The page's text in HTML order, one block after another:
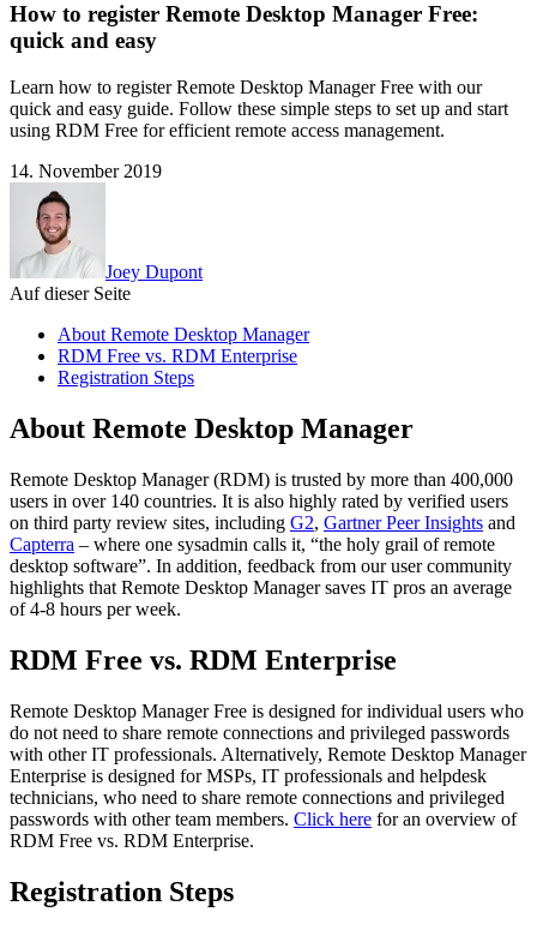
How to register Remote Desktop Manager Free:
quick and easy
Learn how to register Remote Desktop Manager Free with our
quick and easy guide. Follow these simple steps to set up and start
using RDM Free for efficient remote access management.
14. November 2019
Joey Dupont
Auf dieser Seite
About Remote Desktop Manager
RDM Free vs. RDM Enterprise
Registration Steps
About Remote Desktop Manager
Remote Desktop Manager (RDM) is trusted by more than 400,000
users in over 140 countries. It is also highly rated by verified users
on third party review sites, including G2, Gartner Peer Insights and
Capterra – where one sysadmin calls it, “the holy grail of remote
desktop software”. In addition, feedback from our user community
highlights that Remote Desktop Manager saves IT pros an average
of 4-8 hours per week.
RDM Free vs. RDM Enterprise
Remote Desktop Manager Free is designed for individual users who
do not need to share remote connections and privileged passwords
with other IT professionals. Alternatively, Remote Desktop Manager
Enterprise is designed for MSPs, IT professionals and helpdesk
technicians, who need to share remote connections and privileged
passwords with other team members. Click here for an overview of
RDM Free vs. RDM Enterprise.
Registration Steps